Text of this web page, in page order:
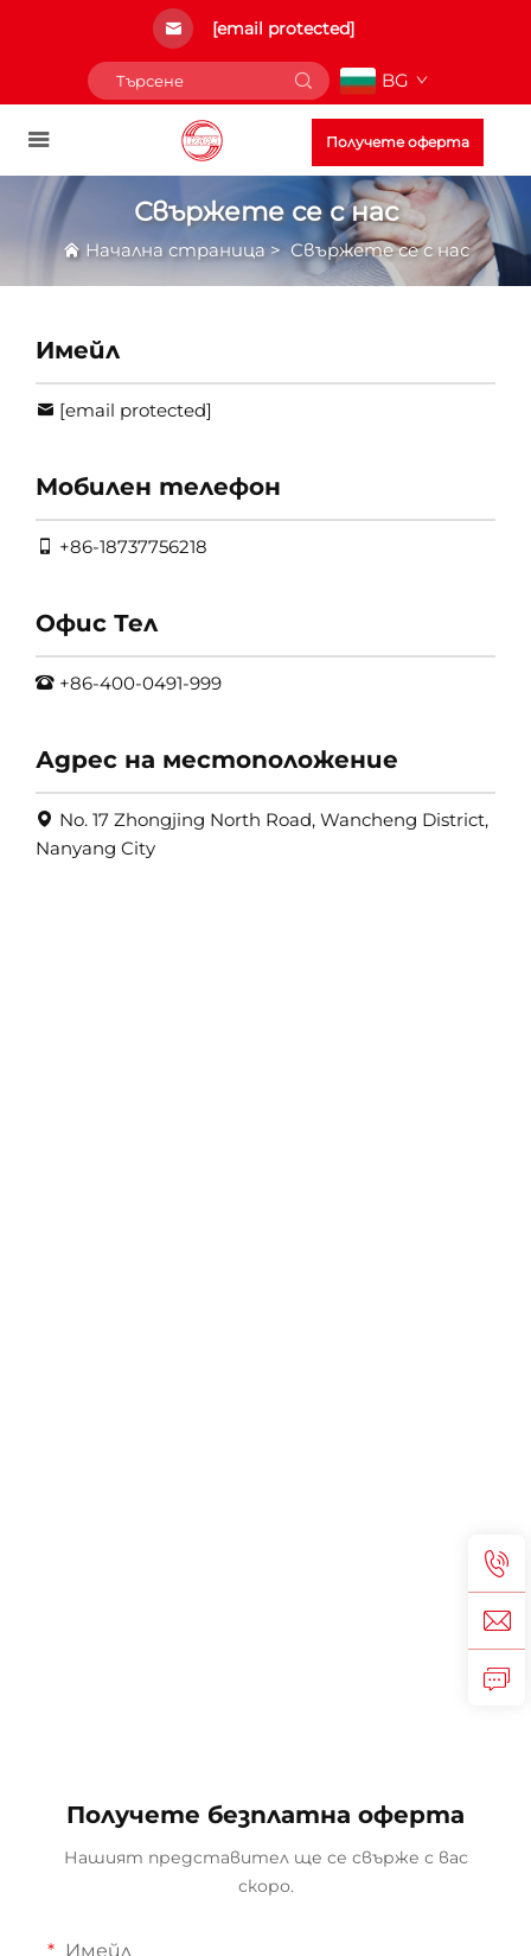
[email protected]
BG
Получете оферта
Свържете се с нас
Начална страница>Свържете се с нас
Имейл
[email protected]
Мобилен телефон
+86-18737756218
Офис Тел
+86-400-0491-999
Адрес на местоположение
No. 17 Zhongjing North Road, Wancheng District,
Nanyang City
Получете безплатна оферта
Нашият представител ще се свърже с вас
скоро.
Имейл